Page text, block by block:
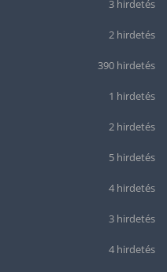
3 hirdetés
2 hirdetés
390 hirdetés
1 hirdetés
2 hirdetés
5 hirdetés
4 hirdetés
3 hirdetés
4 hirdetés